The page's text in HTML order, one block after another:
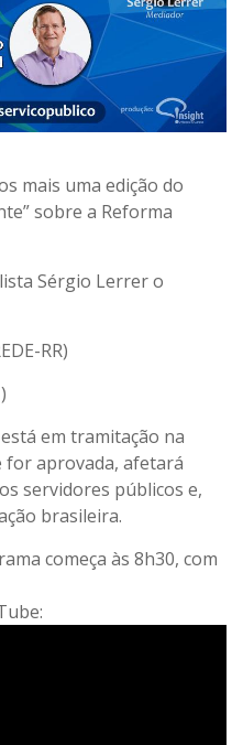
mais uma edição do
sobre a Reforma
Sérgio Lerrer o
RR)
em tramitação na
for aprovada, afetará
servidores públicos e,
brasileira.
começa às 8h30, com